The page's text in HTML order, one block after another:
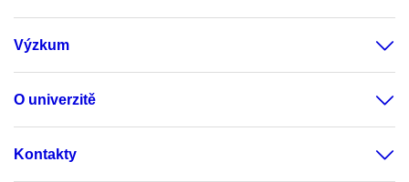
Výzkum
O univerzitě
Kontakty